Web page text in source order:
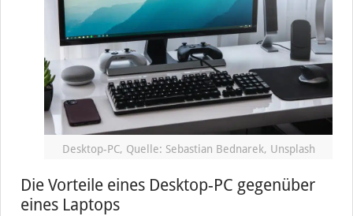
Desktop-PC, Quelle: Sebastian Bednarek, Unsplash
Die Vorteile eines Desktop-PC gegenüber
eines Laptops